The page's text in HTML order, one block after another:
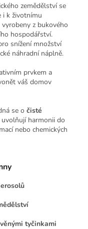
zemědělství se
i k životnímu
z bukového
hospodářství.
snížení množství
náhradní náplně.
prvkem a
váš domov
se o čisté
uvolňují harmonii do
nebo chemických
tyčinkami